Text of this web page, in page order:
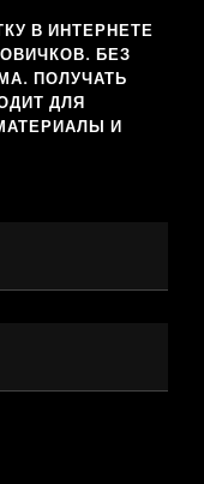
В ИНТЕРНЕТЕ
БЕЗ
ПОЛУЧАТЬ
ДЛЯ
И